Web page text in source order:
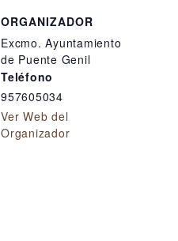
ORGANIZADOR
Excmo. Ayuntamiento
de Puente Genil
Teléfono
957605034
Ver Web del
Organizador